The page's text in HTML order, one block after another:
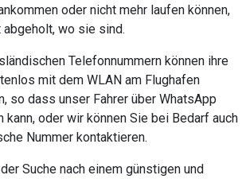
oder nicht mehr laufen können,
wo sie sind.
Telefonnummern können ihre
mit dem WLAN am Flughafen
so dass unser Fahrer über WhatsApp
kann, oder wir können Sie bei Bedarf auch
Nummer kontaktieren.
Suche nach einem günstigen und